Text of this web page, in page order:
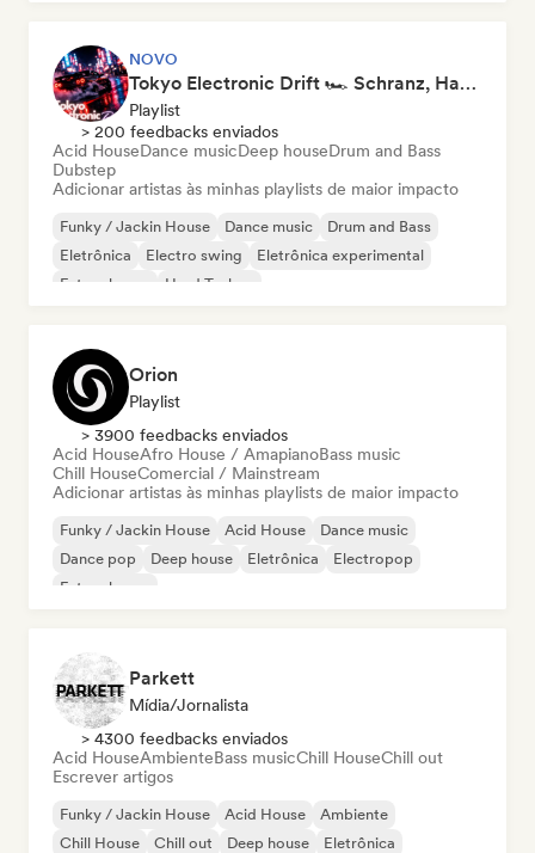
NOVO
Tokyo Electronic Drift 🏎️ Schranz, Hard Techno & Anime EDM
Playlist
> 200 feedbacks enviados
Acid HouseDance musicDeep houseDrum and Bass
Dubstep
Adicionar artistas às minhas playlists de maior impacto
Funky / Jackin House Dance music
Drum and Bass
Eletrônica
Electro swing
Eletrônica experimental
Future house
Hard Techno
Orion
Playlist
> 3900 feedbacks enviados
Acid HouseAfro House / AmapianoBass music
Chill HouseComercial / Mainstream
Adicionar artistas às minhas playlists de maior impacto
Funky / Jackin House Acid House
Dance music
Dance pop
Deep house Eletrônica
Electropop
Future house
Parkett
Mídia/Jornalista
> 4300 feedbacks enviados
Acid HouseAmbienteBass musicChill HouseChill out
Escrever artigos
Funky / Jackin House Acid House
Ambiente
Chill House
Chill out Deep house
Eletrônica